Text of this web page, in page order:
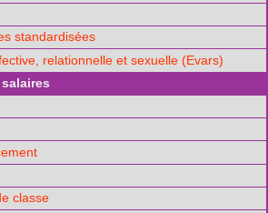
standardisées
relationnelle et sexuelle (Evars)
classe